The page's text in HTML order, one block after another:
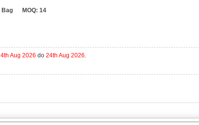
Bag MOQ: 14
4th Aug 2026 do 24th Aug 2026.